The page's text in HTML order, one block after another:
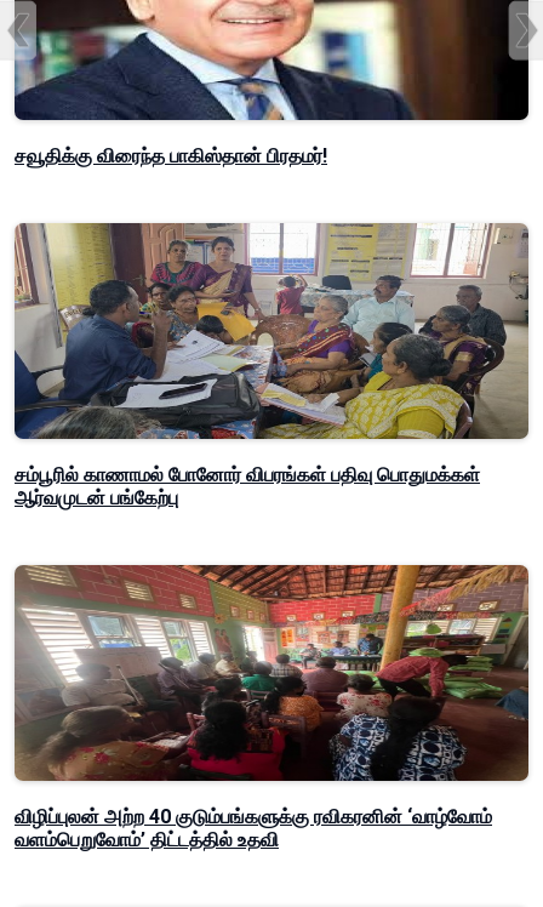
சவூதிக்கு விரைந்த பாகிஸ்தான் பிரதமர்!
சம்பூரில் காணாமல் போனோர் விபரங்கள் பதிவு பொதுமக்கள்
ஆர்வமுடன் பங்கேற்பு
விழிப்புலன் அற்ற 40 குடும்பங்களுக்கு ரவிகரனின் ‘வாழ்வோம்
வளம்பெறுவோம்’ திட்டத்தில் உதவி